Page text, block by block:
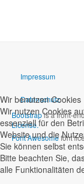
Impressum
Datenschutz
Bootstrapis a front-
License.
Font Awesomefont
Wir benutzen Cookies
Wir nutzen Cookies
essenziell für den
Website und die
Sie können selbst
Bitte beachten Sie,
alle Funktionalitäten